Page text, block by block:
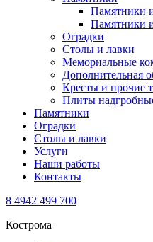
Памятники
Памятники
Оградки
Столы и лавки
Мемориальные
Дополнительная
Кресты и прочие
Плиты
Памятники
Оградки
Столы и лавки
Услуги
Наши работы
Контакты
8 4942 499 700
Кострома